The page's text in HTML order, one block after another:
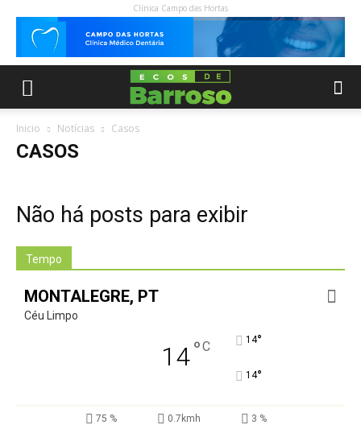
Clínica Campo das Hortas
Inicio Notícias Casos
CASOS
Não há posts para exibir
Tempo
MONTALEGRE, PT
Céu Limpo
14°C 14°
14°
75 % 0.7kmh 3 %